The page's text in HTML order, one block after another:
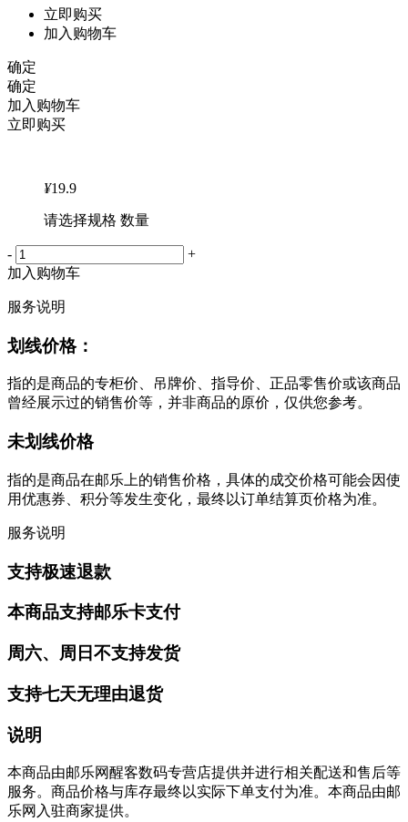
立即购买
加入购物车
确定
确定
加入购物车
立即购买
¥19.9
请选择规格 数量
-
+
加入购物车
服务说明
划线价格：
指的是商品的专柜价、吊牌价、指导价、正品零售价或该商品
曾经展示过的销售价等，并非商品的原价，仅供您参考。
未划线价格
指的是商品在邮乐上的销售价格，具体的成交价格可能会因使
用优惠券、积分等发生变化，最终以订单结算页价格为准。
服务说明
支持极速退款
本商品支持邮乐卡支付
周六、周日不支持发货
支持七天无理由退货
说明
本商品由邮乐网醒客数码专营店提供并进行相关配送和售后等
服务。商品价格与库存最终以实际下单支付为准。本商品由邮
乐网入驻商家提供。